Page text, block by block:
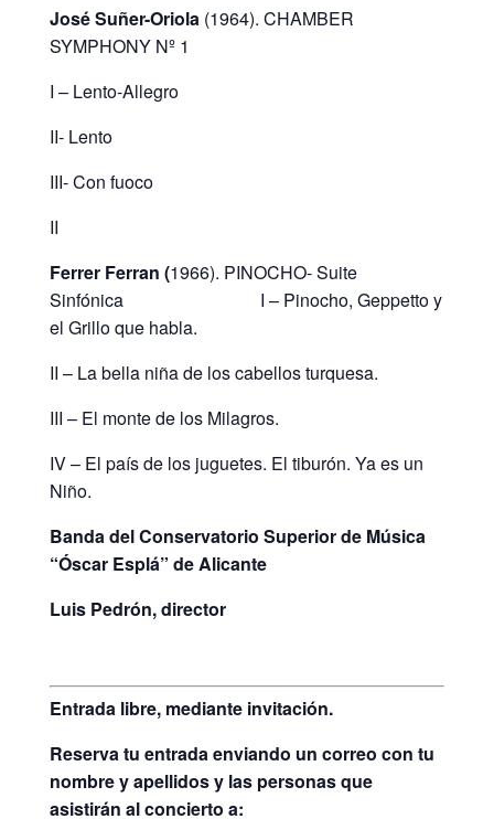
José Suñer-Oriola (1964). CHAMBER
SYMPHONY Nº 1
I – Lento-Allegro
II- Lento
III- Con fuoco
II
Ferrer Ferran (1966). PINOCHO- Suite
Sinfónica I – Pinocho, Geppetto y
el Grillo que habla.
II – La bella niña de los cabellos turquesa.
III – El monte de los Milagros.
IV – El país de los juguetes. El tiburón. Ya es un
Niño.
Banda del Conservatorio Superior de Música
“Óscar Esplá” de Alicante
Luis Pedrón, director
Entrada libre, mediante invitación.
Reserva tu entrada enviando un correo con tu
nombre y apellidos y las personas que
asistirán al concierto a: